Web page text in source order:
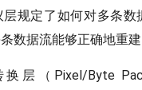
规定了如何对多条数
数据流能够正确地重建
层（Pixel/Byte